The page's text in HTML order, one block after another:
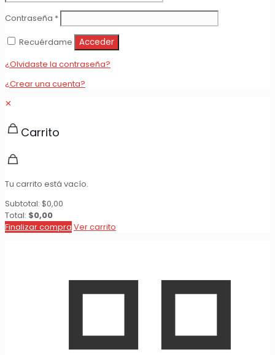
Contraseña *Obligatorio
Recuérdame
Acceder
¿Olvidaste la contraseña?
¿Crear una cuenta?
✕
Carrito
Tu carrito está vacío.
Subtotal: $0,00
Total: $0,00
Finalizar compra Ver carrito